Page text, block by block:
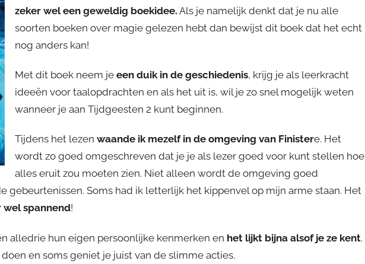
zeker wel een geweldig boekidee. Als je namelijk denkt dat je nu alle
soorten boeken over magie gelezen hebt dan bewijst dit boek dat het echt
nog anders kan!
Met dit boek neem je een duik in de geschiedenis, krijg je als leerkracht
ideeën voor taalopdrachten en als het uit is, wil je zo snel mogelijk weten
wanneer je aan Tijdgeesten 2 kunt beginnen.
Tijdens het lezen waande ik mezelf in de omgeving van Finistere. Het
wordt zo goed omgeschreven dat je je als lezer goed voor kunt stellen hoe
alles eruit zou moeten zien. Niet alleen wordt de omgeving goed
gebeurtenissen. Soms had ik letterlijk het kippenvel op mijn arme staan. Het
wel spannend!
alledrie hun eigen persoonlijke kenmerken en het lijkt bijna alsof je ze kent.
en soms geniet je juist van de slimme acties.